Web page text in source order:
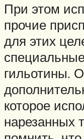
При этом
прочие
для этих
гильотины.
которое
нарезанных